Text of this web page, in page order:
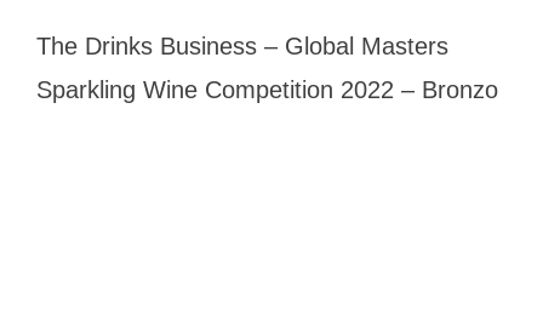
The Drinks Business – Global Masters
Sparkling Wine Competition 2022 – Bronzo